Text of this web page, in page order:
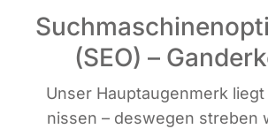
(SEO) –
Unser Haupt­au­gen­merk
nis­sen – des­we­gen stre­ben